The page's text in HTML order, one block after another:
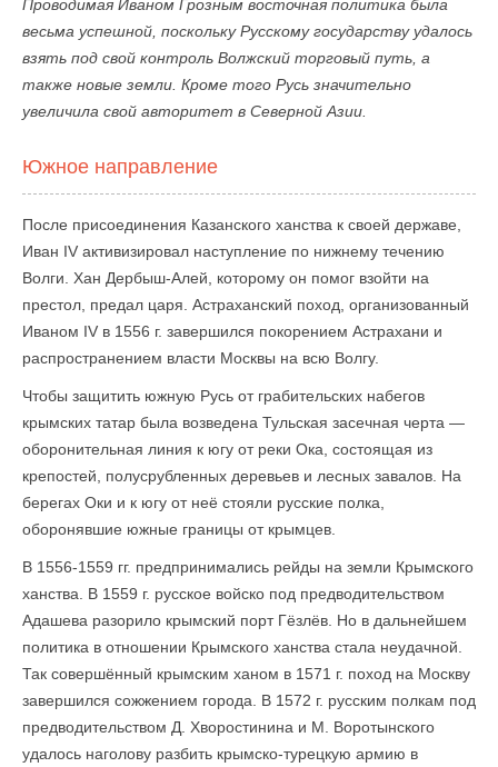
Проводимая Иваном Грозным восточная политика была
весьма успешной, поскольку Русскому государству удалось
взять под свой контроль Волжский торговый путь, а
также новые земли. Кроме того Русь значительно
увеличила свой авторитет в Северной Азии.
Южное направление
После присоединения Казанского ханства к своей державе,
Иван IV активизировал наступление по нижнему течению
Волги. Хан Дербыш-Алей, которому он помог взойти на
престол, предал царя. Астраханский поход, организованный
Иваном IV в 1556 г. завершился покорением Астрахани и
распространением власти Москвы на всю Волгу.
Чтобы защитить южную Русь от грабительских набегов
крымских татар была возведена Тульская засечная черта —
оборонительная линия к югу от реки Ока, состоящая из
крепостей, полусрубленных деревьев и лесных завалов. На
берегах Оки и к югу от неё стояли русские полка,
оборонявшие южные границы от крымцев.
В 1556-1559 гг. предпринимались рейды на земли Крымского
ханства. В 1559 г. русское войско под предводительством
Адашева разорило крымский порт Гёзлёв. Но в дальнейшем
политика в отношении Крымского ханства стала неудачной.
Так совершённый крымским ханом в 1571 г. поход на Москву
завершился сожжением города. В 1572 г. русским полкам под
предводительством Д. Хворостинина и М. Воротынского
удалось наголову разбить крымско-турецкую армию в